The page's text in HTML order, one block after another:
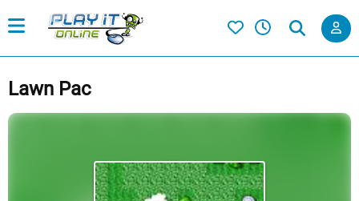
Lawn Pac